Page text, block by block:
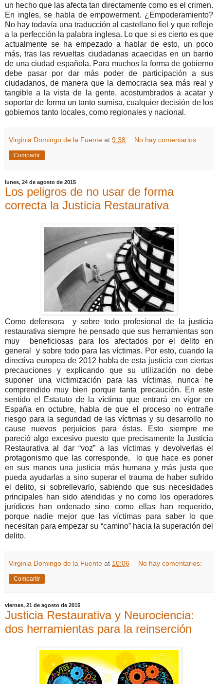
un hecho que las afecta tan directamente como es el crimen.
En ingles, se habla de empowerment. ¿Empoderamiento?
No hay todavía una traducción al castellano fiel y que refleje
a la perfección la palabra inglesa. Lo que si es cierto es que
actualmente se ha empezado a hablar de esto, un poco
más, tras las revueltas ciudadanas acaecidas en un barrio
de una ciudad española. Para muchos la forma de gobierno
debe pasar por dar más poder de participación a sus
ciudadanos, de manera que la democracia sea más real y
tangible a la vista de la gente, acostumbrados a acatar y
soportar de forma un tanto sumisa, cualquier decisión de los
gobiernos tanto locales, como regionales y nacional.
Virginia Domingo de la Fuente at 9:38 No hay comentarios:
Compartir
lunes, 24 de agosto de 2015
Los peligros de no usar de forma
correcta la Justicia Restaurativa
Como defensora y sobre todo profesional de la justicia
restaurativa siempre he pensado que sus herramientas son
muy beneficiosas para los afectados por el delito en
general y sobre todo para las víctimas. Por esto, cuando la
directiva europea de 2012 habla de esta justicia con ciertas
precauciones y explicando que su utilización no debe
suponer una victimización para las víctimas, nunca he
comprendido muy bien porque tanta precaución. En este
sentido el Estatuto de la víctima que entrará en vigor en
España en octubre, habla de que el proceso no entrañe
riesgo para la seguridad de las víctimas y su desarrollo no
cause nuevos perjuicios para éstas. Esto siempre me
pareció algo excesivo puesto que precisamente la Justicia
Restaurativa al dar “voz” a las víctimas y devolverlas el
protagonismo que las corresponde, lo que hace es poner
en sus manos una justicia más humana y más justa que
pueda ayudarlas a sino superar el trauma de haber sufrido
el delito, si sobrellevarlo, sabiendo que sus necesidades
principales han sido atendidas y no como los operadores
jurídicos han ordenado sino como ellas han requerido,
porque nadie mejor que las víctimas para saber lo que
necesitan para empezar su “camino” hacia la superación del
delito.
Virginia Domingo de la Fuente at 10:06 No hay comentarios:
Compartir
viernes, 21 de agosto de 2015
Justicia Restaurativa y Neurociencia:
dos herramientas para la reinserción